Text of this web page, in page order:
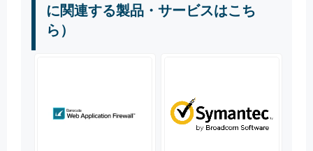
に関連する製品・サービスはこち
ら）